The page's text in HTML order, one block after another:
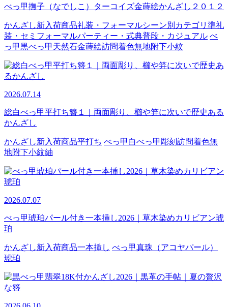
べっ甲撫子（なでしこ）ターコイズ金蒔絵かんざし２０１２
かんざし新入荷商品礼装・フォーマルシーン別カテゴリ 準礼
装・セミフォーマルパーティー・式典普段・カジュアル べ
っ甲黒べっ甲 天然石金蒔絵訪問着色無地附下小紋
2026.07.14
総白べっ甲平打ち簪１｜両面彫り、櫛や笄に次いで歴史ある
かんざし
かんざし新入荷商品平打ち べっ甲 白べっ甲 彫刻 訪問着色無
地附下小紋紬
2026.07.07
べっ甲琥珀パール付き一本挿し2026｜草木染めカリビアン琥
珀
かんざし新入荷商品一本挿し べっ甲真珠（アコヤパール）
琥珀